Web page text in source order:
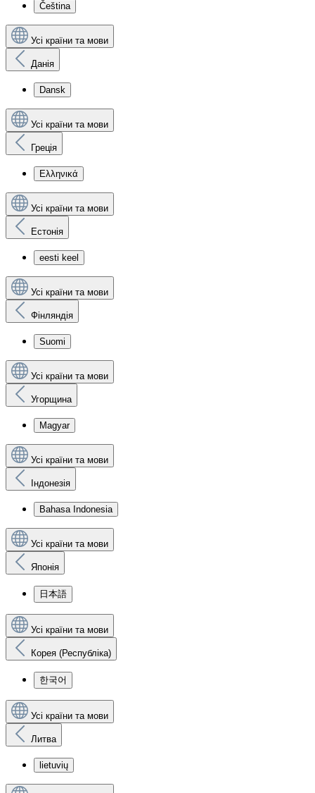
Čeština
Усі країни та мови
Данія
Dansk
Усі країни та мови
Греція
Ελληνικά
Усі країни та мови
Естонія
eesti keel
Усі країни та мови
Фінляндія
Suomi
Усі країни та мови
Угорщина
Magyar
Усі країни та мови
Індонезія
Bahasa Indonesia
Усі країни та мови
Японія
日本語
Усі країни та мови
Корея (Республіка)
한국어
Усі країни та мови
Литва
lietuvių